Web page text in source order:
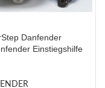
Danfender
Einstiegshilfe